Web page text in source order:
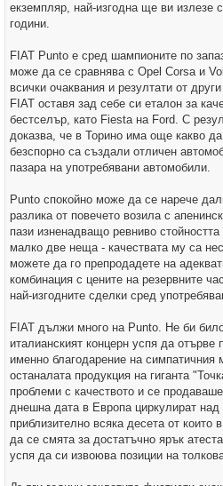
екземпляр, най-изгодна ще ви излезе
години.
FIAT Punto е сред шампионите по
може да се сравнява с Opel Corsa и
всички очаквания и резултати от
FIAT оставя зад себе си еталон за
бестселър, като Fiesta на Ford. С
доказва, че в Торино има още какво
безспорно са създали отличен
пазара на употребявани автомобили.
Punto спокойно може да се нарече
разлика от повечето возила с
пази изненадващо ревниво
малко две неща - качествата му са
можете да го препродадете на
комбинация с цените на резервните
най-изгодните сделки сред
FIAT дължи много на Punto. Не би
италианският концерн успя да отърве
именно благодарение на симпатичния
останалата продукция на гиганта
проблеми с качеството и се
днешна дата в Европа циркулират
приблизително всяка десета от
да се смята за достатъчно ярък
успя да си извоюва позиции на